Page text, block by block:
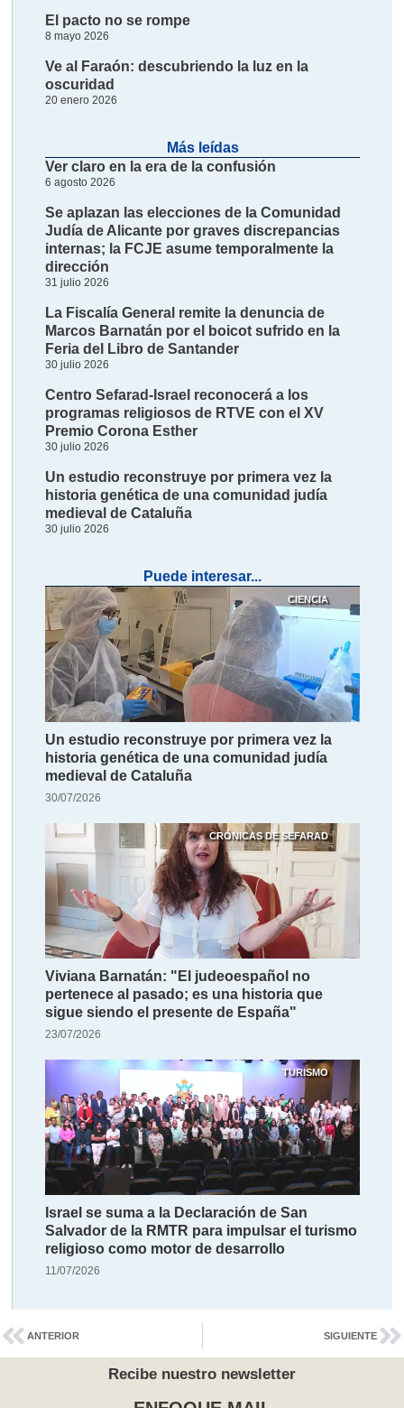
El pacto no se rompe
8 mayo 2026
Ve al Faraón: descubriendo la luz en la
oscuridad
20 enero 2026
Más leídas
Ver claro en la era de la confusión
6 agosto 2026
Se aplazan las elecciones de la Comunidad
Judía de Alicante por graves discrepancias
internas; la FCJE asume temporalmente la
dirección
31 julio 2026
La Fiscalía General remite la denuncia de
Marcos Barnatán por el boicot sufrido en la
Feria del Libro de Santander
30 julio 2026
Centro Sefarad-Israel reconocerá a los
programas religiosos de RTVE con el XV
Premio Corona Esther
30 julio 2026
Un estudio reconstruye por primera vez la
historia genética de una comunidad judía
medieval de Cataluña
30 julio 2026
Puede interesar...
CIENCIA
Un estudio reconstruye por primera vez la
historia genética de una comunidad judía
medieval de Cataluña
30/07/2026
CRÓNICAS DE SEFARAD
Viviana Barnatán: "El judeoespañol no
pertenece al pasado; es una historia que
sigue siendo el presente de España"
23/07/2026
TURISMO
Israel se suma a la Declaración de San
Salvador de la RMTR para impulsar el turismo
religioso como motor de desarrollo
11/07/2026
ANTERIOR SIGUIENTE
Recibe nuestro newsletter